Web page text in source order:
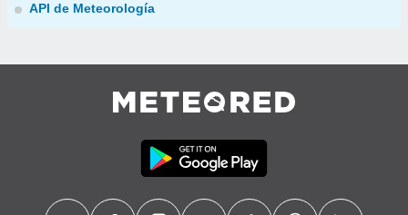
API de Meteorología